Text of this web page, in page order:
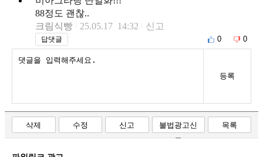
88정도 괜찮..
크림식빵
25.05.17 14:32 신고
답댓글 0 0
등록
삭제 수정 신고
불법광고신
고
목록